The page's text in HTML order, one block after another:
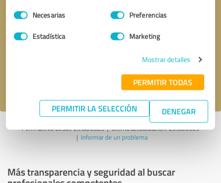
Selección
de
Necesarias Preferencias
Estadística Marketing
Mostrar detalles
PERMITIR TODAS
PERMITIR LA SELECCIÓN DENEGAR
Solicitar una llamada * campos obligatorios
Perfil activo desde 29.08.2023 |Última actualización: 29.08.2023
| Informar de un problema
Más transparencia y seguridad al buscar